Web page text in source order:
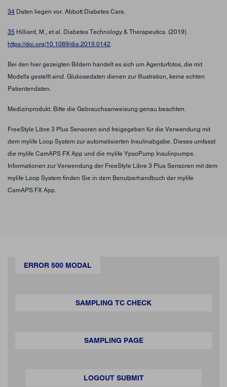
34 Daten liegen vor. Abbott Diabetes Care.
35 Hilliard, M., et al. Diabetes Technology & Therapeutics. (2019).
https://doi.org/10.1089/dia.2019.0142
Bei den hier gezeigten Bildern handelt es sich um Agenturfotos, die mit
Modells gestellt sind. Glukosedaten dienen zur Illustration, keine echten
Patientendaten.
Medizinprodukt. Bitte die Gebrauchsanweisung genau beachten.
FreeStyle Libre 3 Plus Sensoren sind freigegeben für die Verwendung mit
dem mylife Loop System zur automatisierten Insulinabgabe. Dieses umfasst
die mylife CamAPS FX App und die mylife YpsoPump Insulinpumpe.
Informationen zur Verwendung der FreeStyle Libre 3 Plus Sensoren mit dem
mylife Loop System finden Sie in dem Benutzerhandbuch der mylife
CamAPS FX App.
ERROR 500 MODAL
SAMPLING TC CHECK
SAMPLING PAGE
LOGOUT SUBMIT